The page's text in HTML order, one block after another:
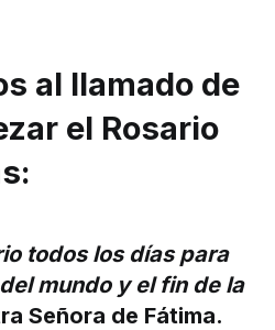
al llamado de
el Rosario
todos los días para
mundo y el fin de la
Señora de Fátima.